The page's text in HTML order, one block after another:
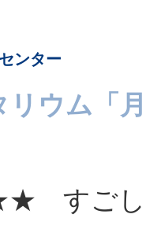
ンター
リウム「
すごし